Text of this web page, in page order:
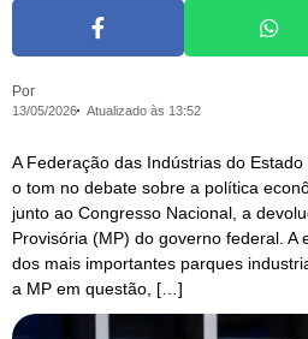
Por
13/05/2026 Atualizado às 13:52
A Federação das Indústrias do
o tom no debate sobre a política
junto ao Congresso Nacional, a
Provisória (MP) do governo federal. A
dos mais importantes parques
a MP em questão, […]